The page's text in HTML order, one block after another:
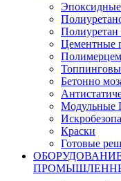
Цементные
Бетонно
Модульные
Краски
Готовые